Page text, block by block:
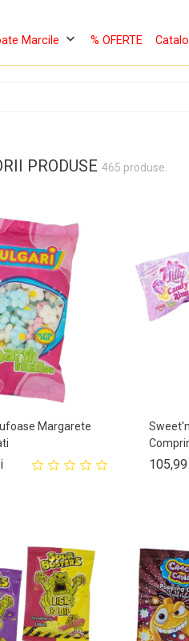
Marcile keyboard_arrow_down % OFERTE
PRODUSE 465 produse.
Margarete
Pret